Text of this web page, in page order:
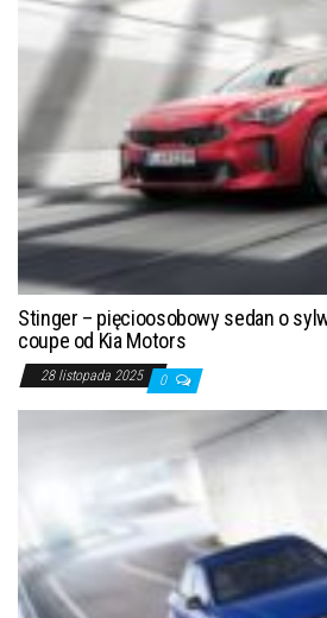
Stinger – pięcioosobowy sedan o
coupe od Kia Motors
28 listopada 2025 0